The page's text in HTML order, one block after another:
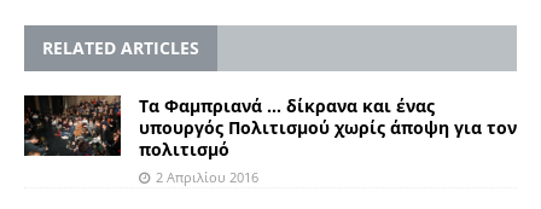
RELATED ARTICLES
Τα Φαμπριανά … δίκρανα και ένας
υπουργός Πολιτισμού χωρίς άποψη για τον
πολιτισμό
2 Απριλίου 2016